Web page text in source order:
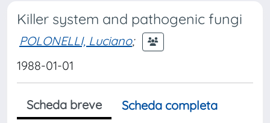
Killer system and pathogenic fungi
POLONELLI, Luciano;
1988-01-01
Scheda breve
Scheda completa